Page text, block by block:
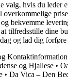
valg, hvis du leder
bekvemme
tilfredsstille dine
og lad dig
Kontaktinformation
og Hjallese •
• Da Vica – Den